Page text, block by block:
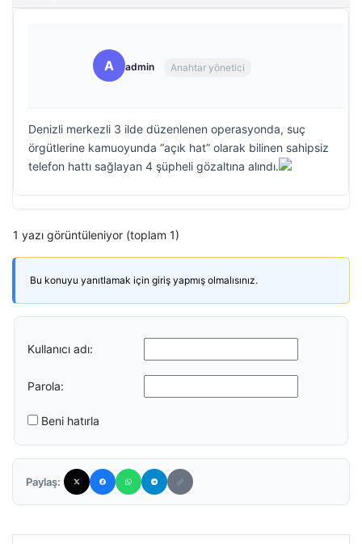
A admin Anahtar yönetici
Denizli merkezli 3 ilde düzenlenen operasyonda, suç
örgütlerine kamuoyunda “açık hat” olarak bilinen sahipsiz
telefon hattı sağlayan 4 şüpheli gözaltına alındı.
1 yazı görüntüleniyor (toplam 1)
Bu konuyu yanıtlamak için giriş yapmış olmalısınız.
Kullanıcı adı:
Parola:
Beni hatırla
Paylaş: